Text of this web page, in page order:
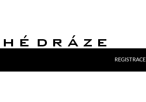
REGISTRACE